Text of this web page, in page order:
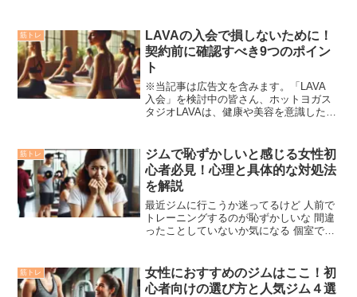
かること・女性が危険の可能性がある場
面・女性が危険な目に合...
筋トレ
LAVAの入会で損しないために！
契約前に確認すべき9つのポイン
ト
※当記事は広告文を含みます。「LAVA
入会」を検討中の皆さん、ホットヨガス
タジオLAVAは、健康や美容を意識した20
ら？」「入会するのに必要なものは？」
「LAVAの会...
筋トレ
ジムで恥ずかしいと感じる女性初
心者必見！心理と具体的な対処法
を解説
最近ジムに行こうか迷ってるけど 人前で
トレーニングするのが恥ずかしいな 間違
ったことしていないか気になる 個室でト
でトレーニングするときのメンタルの保
ち方が分かる・正し...
筋トレ
女性におすすめのジムはここ！初
心者向けの選び方と人気ジム４選